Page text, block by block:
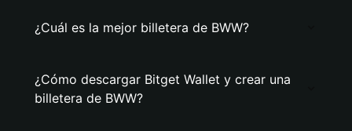
¿Cuál es la mejor billetera de BWW?
¿Cómo descargar Bitget Wallet y crear una
billetera de BWW?